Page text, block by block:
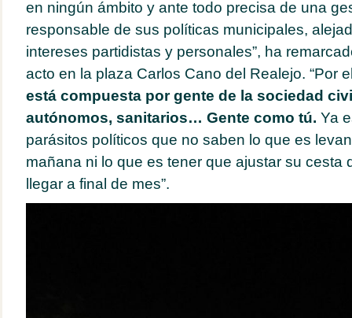
en ningún ámbito y ante todo precisa de una
responsable de sus políticas municipales,
intereses partidistas y personales”, ha
acto en la plaza Carlos Cano del Realejo. “Por
está compuesta por gente de la sociedad
autónomos, sanitarios… Gente como tú. Ya
parásitos políticos que no saben lo que es
mañana ni lo que es tener que ajustar su cesta
llegar a final de mes”.